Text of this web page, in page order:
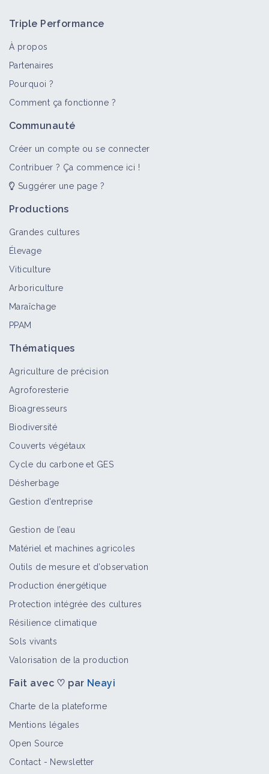
Triple Performance
À propos
Partenaires
Pourquoi ?
Comment ça fonctionne ?
Communauté
Créer un compte ou se connecter
Contribuer ? Ça commence ici !
Suggérer une page ?
Productions
Grandes cultures
Élevage
Viticulture
Arboriculture
Maraîchage
PPAM
Thématiques
Agriculture de précision
Agroforesterie
Bioagresseurs
Biodiversité
Couverts végétaux
Cycle du carbone et GES
Désherbage
Gestion d'entreprise
Gestion de l’eau
Matériel et machines agricoles
Outils de mesure et d’observation
Production énergétique
Protection intégrée des cultures
Résilience climatique
Sols vivants
Valorisation de la production
Fait avec ♡ par Neayi
Charte de la plateforme
Mentions légales
Open Source
Contact - Newsletter